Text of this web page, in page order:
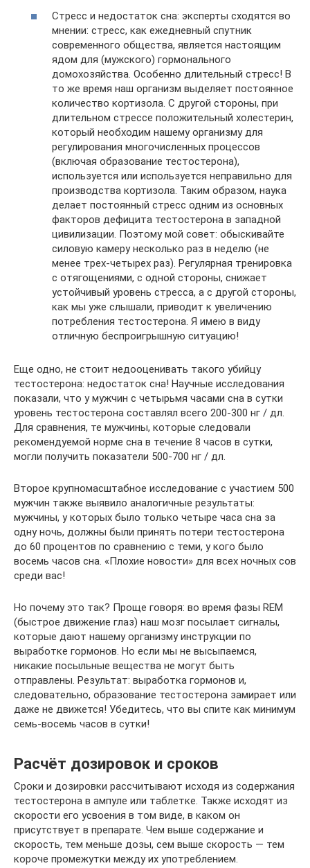
Стресс и недостаток сна: эксперты сходятся во
мнении: стресс, как ежедневный спутник
современного общества, является настоящим
ядом для (мужского) гормонального
домохозяйства. Особенно длительный стресс! В
то же время наш организм выделяет постоянное
количество кортизола. С другой стороны, при
длительном стрессе положительный холестерин,
который необходим нашему организму для
регулирования многочисленных процессов
(включая образование тестостерона),
используется или используется неправильно для
производства кортизола. Таким образом, наука
делает постоянный стресс одним из основных
факторов дефицита тестостерона в западной
цивилизации. Поэтому мой совет: обыскивайте
силовую камеру несколько раз в неделю (не
менее трех-четырех раз). Регулярная тренировка
с отягощениями, с одной стороны, снижает
устойчивый уровень стресса, а с другой стороны,
как мы уже слышали, приводит к увеличению
потребления тестостерона. Я имею в виду
отличную беспроигрышную ситуацию!
Еще одно, не стоит недооценивать такого убийцу
тестостерона: недостаток сна! Научные исследования
показали, что у мужчин с четырьмя часами сна в сутки
уровень тестостерона составлял всего 200-300 нг / дл.
Для сравнения, те мужчины, которые следовали
рекомендуемой норме сна в течение 8 часов в сутки,
могли получить показатели 500-700 нг / дл.
Второе крупномасштабное исследование с участием 500
мужчин также выявило аналогичные результаты:
мужчины, у которых было только четыре часа сна за
одну ночь, должны были принять потери тестостерона
до 60 процентов по сравнению с теми, у кого было
восемь часов сна. «Плохие новости» для всех ночных сов
среди вас!
Но почему это так? Проще говоря: во время фазы REM
(быстрое движение глаз) наш мозг посылает сигналы,
которые дают нашему организму инструкции по
выработке гормонов. Но если мы не высыпаемся,
никакие посыльные вещества не могут быть
отправлены. Результат: выработка гормонов и,
следовательно, образование тестостерона замирает или
даже не движется! Убедитесь, что вы спите как минимум
семь-восемь часов в сутки!
Расчёт дозировок и сроков
Сроки и дозировки рассчитывают исходя из содержания
тестостерона в ампуле или таблетке. Также исходят из
скорости его усвоения в том виде, в каком он
присутствует в препарате. Чем выше содержание и
скорость, тем меньше дозы, сем выше скорость — тем
короче промежутки между их употреблением.